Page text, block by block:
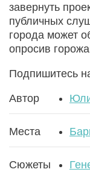
завернуть
публичных
города может
опросив
Подпишитесь
Автор
Места
Сюжеты